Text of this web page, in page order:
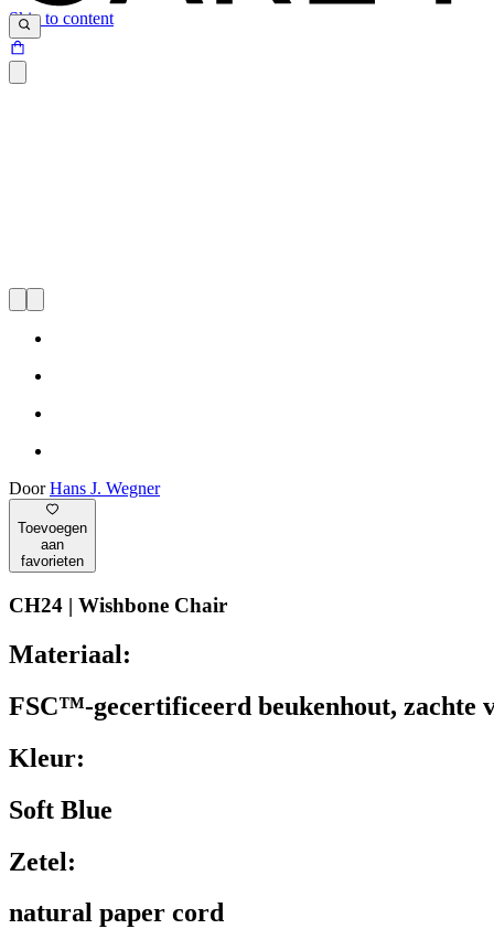
Skip to content
DoorHans J. Wegner
Toevoegen
aan
favorieten
CH24 | Wishbone Chair
Materiaal:
FSC™-gecertificeerd beukenhout, zachte
Kleur:
Soft Blue
Zetel:
natural paper cord